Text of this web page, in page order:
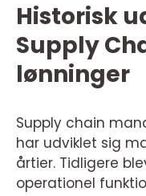
Historisk
Supply
lønninger
Supply chain
har udviklet sig
årtier. Tidligere
operationel